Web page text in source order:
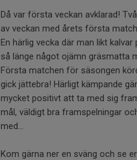
Då var första veckan avklarad!
av veckan med årets första
En härlig vecka där man likt
så länge något ojämn gräsmatta
Första matchen för säsongen
gick jättebra! Härligt kämpande
mycket positivt att ta med sig
mål, väldigt bra framspelningar
med…
Kom gärna ner en sväng och se